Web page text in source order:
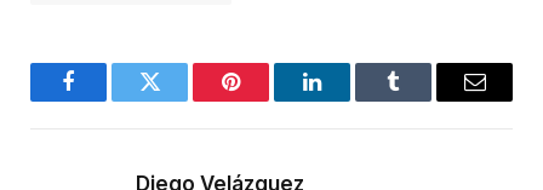
FacebookTwitter Pinterest LinkedInTumblr Email
Diego Velázquez